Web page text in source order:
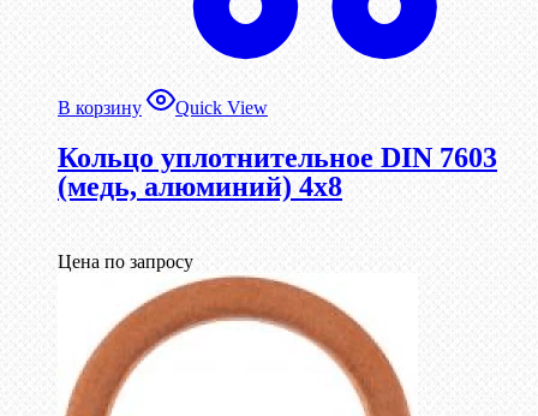
В корзину Quick View
Кольцо уплотнительное DIN 7603
(медь, алюминий) 4х8
Цена по запросу